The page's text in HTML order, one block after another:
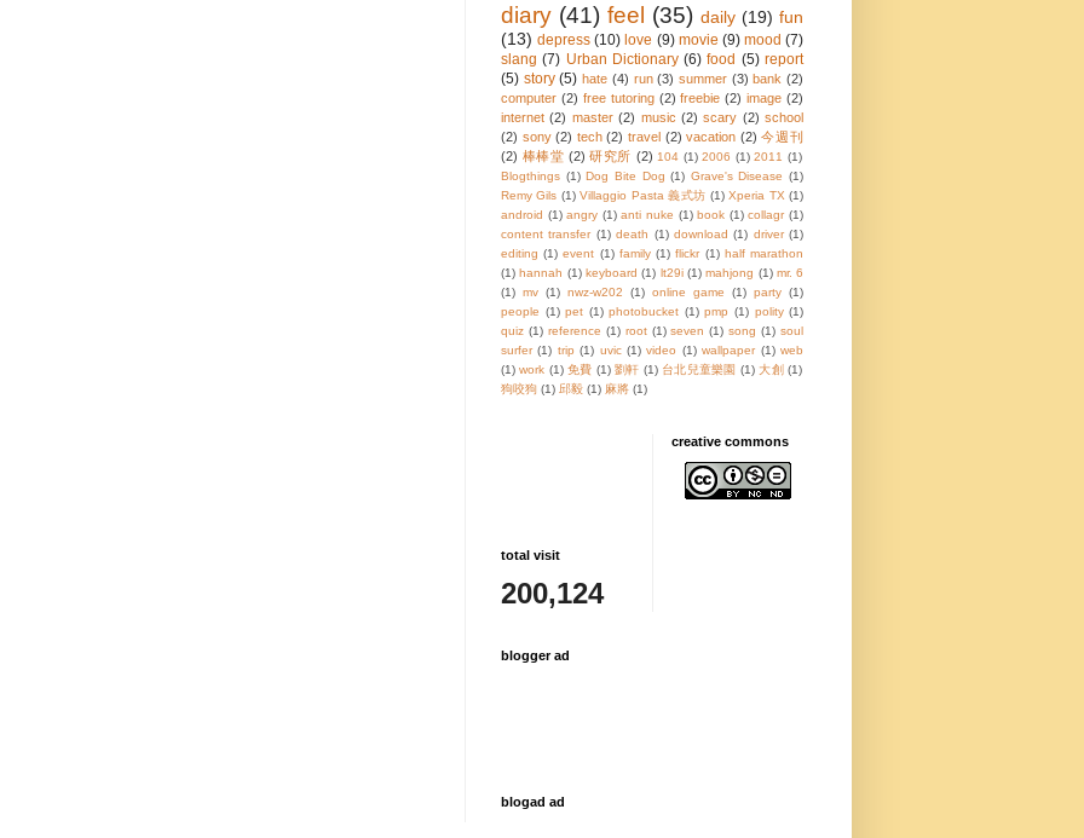
diary (41) feel (35) daily (19) fun
(13) depress (10) love (9) movie (9) mood (7)
slang (7) Urban Dictionary (6) food (5) report
(5) story (5) hate (4) run (3) summer (3) bank (2)
computer (2) free tutoring (2) freebie (2) image (2)
internet (2) master (2) music (2) scary (2) school
(2) sony (2) tech (2) travel (2) vacation (2) 今週刊
(2) 棒棒堂 (2) 研究所 (2) 104 (1) 2006 (1) 2011 (1)
Blogthings (1) Dog Bite Dog (1) Grave's Disease (1)
Remy Gils (1) Villaggio Pasta 義式坊 (1) Xperia TX (1)
android (1) angry (1) anti nuke (1) book (1) collagr (1)
content transfer (1) death (1) download (1) driver (1)
editing (1) event (1) family (1) flickr (1) half marathon
(1) hannah (1) keyboard (1) lt29i (1) mahjong (1) mr. 6
(1) mv (1) nwz-w202 (1) online game (1) party (1)
people (1) pet (1) photobucket (1) pmp (1) polity (1)
quiz (1) reference (1) root (1) seven (1) song (1) soul
surfer (1) trip (1) uvic (1) video (1) wallpaper (1) web
(1) work (1) 免費 (1) 劉軒 (1) 台北兒童樂園 (1) 大創 (1)
狗咬狗 (1) 邱毅 (1) 麻將 (1)
total visit
200,124
creative commons
blogger ad
blogad ad